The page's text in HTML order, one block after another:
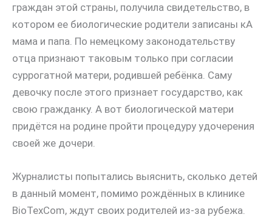
граждан этой страны, получила свидетельство, в
котором ее биологические родители записаны кА
мама и папа. По немецкому законодательству
отца признают таковым только при согласии
суррогатной матери, родившей ребёнка. Саму
девочку после этого признает государство, как
свою гражданку. А вот биологической матери
придётся на родине пройти процедуру удочерения
своей же дочери.
Журналисты попытались выяснить, сколько детей
в данный момент, помимо рождённых в клинике
BioTexCom, ждут своих родителей из-за рубежа.